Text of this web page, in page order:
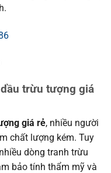
trừu tượng giá
giá rẻ, nhiều người
chất lượng kém. Tuy
dòng tranh trừu
bảo tính thẩm mỹ và